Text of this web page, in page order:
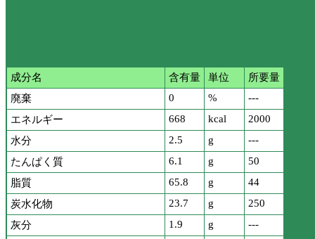
成分名 含有量 単位
所要量
廃棄
0 %
---
エネルギー
668 kcal
2000
水分
2.5 g
---
たんぱく質
6.1 g
50
脂質
65.8 g
44
炭水化物
23.7 g
250
灰分
1.9 g
---